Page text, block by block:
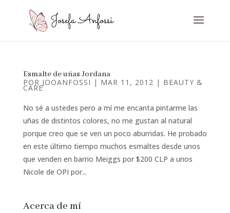
Esmalte de uñas Jordana
POR JOOANFOSSI | MAR 11, 2012 | BEAUTY &
CARE
No sé a ustedes pero a mí me encanta pintarme las
uñas de distintos colores, no me gustan al natural
porque creo que se ven un poco aburridas. He probado
en este último tiempo muchos esmaltes desde unos
que venden en barrio Meiggs por $200 CLP a unos
Nicole de OPI por...
Acerca de mí